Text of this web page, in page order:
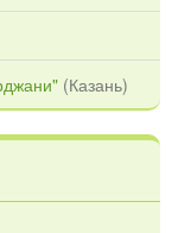
(Казань)